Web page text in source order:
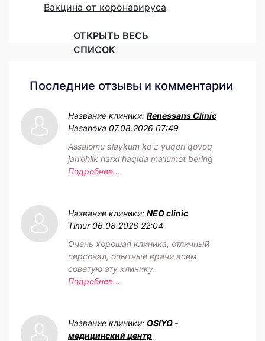
Вакцина от коронавируса
ОТКРЫТЬ ВЕСЬ
СПИСОК
Последние отзывы и комментарии
Название клиники: Renessans Clinic
Hasanova 07.08.2026 07:49
Assalomu alaykum koʻz yuqori qovoq
jarrohlik narxi haqida maʼlumot bering
Подробнее...
Название клиники: NEO clinic
Timur 06.08.2026 22:04
Очень хорошая клиника, отличный
персонал, опытные врачи всем
советую эту клинику.
Подробнее...
Название клиники: OSIYO -
медицинский центр